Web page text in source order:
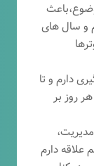
و سال های
دارم و تا
روز بر
دارم